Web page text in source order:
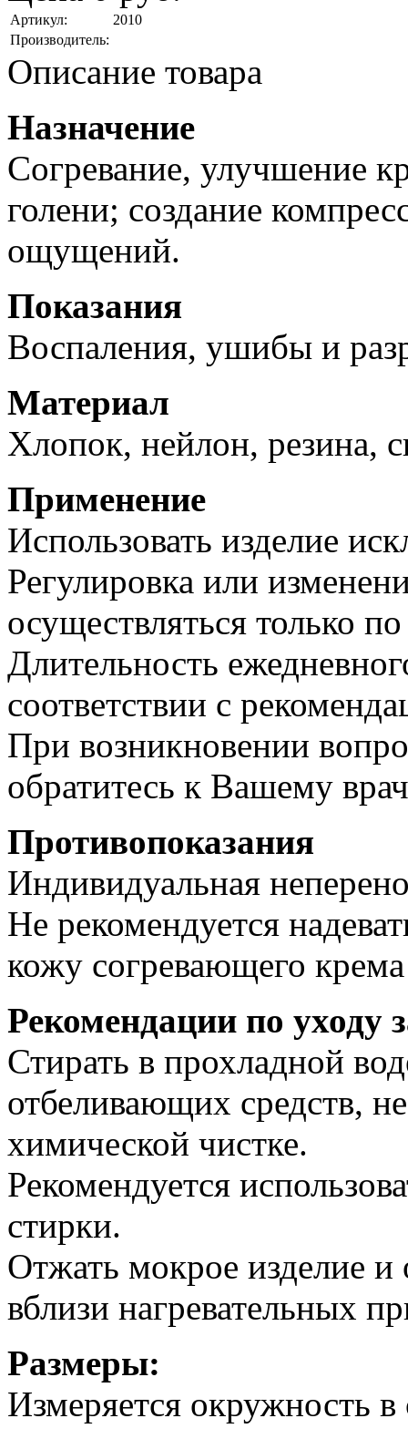
Артикул:
2010
Производитель:
Описание товара
Назначение
Согревание, улучшение
голени; создание
ощущений.
Показания
Воспаления, ушибы и
Материал
Хлопок, нейлон, резина,
Применение
Использовать изделие
Регулировка или
осуществляться только
Длительность
соответствии с
При возникновении
обратитесь к Вашему
Противопоказания
Индивидуальная
Не рекомендуется
кожу согревающего
Рекомендации по уходу
Стирать в прохладной
отбеливающих средств,
химической чистке.
Рекомендуется
стирки.
Отжать мокрое изделие и
вблизи нагревательных
Размеры:
Измеряется окружность в